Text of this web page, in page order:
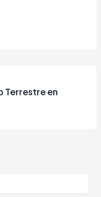
Terrestre en